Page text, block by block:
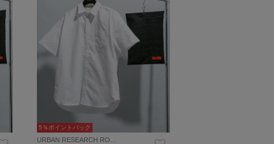
5％ポイントバック
URBAN RESEARCH RO…